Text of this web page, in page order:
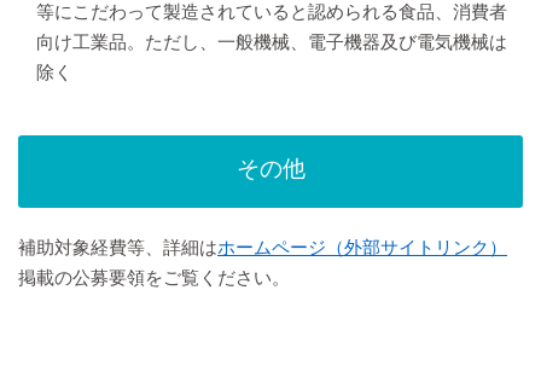
等にこだわって製造されていると認められる食品、消費者
向け工業品。ただし、一般機械、電子機器及び電気機械は
除く
その他
補助対象経費等、詳細はホームページ（外部サイトリンク）
掲載の公募要領をご覧ください。